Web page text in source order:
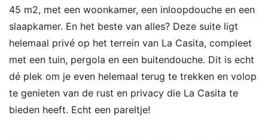
45 m2, met een woonkamer, een inloopdouche en een
slaapkamer. En het beste van alles? Deze suite ligt
helemaal privé op het terrein van La Casita, compleet
met een tuin, pergola en een buitendouche. Dit is echt
dé plek om je even helemaal terug te trekken en volop
te genieten van de rust en privacy die La Casita te
bieden heeft. Echt een pareltje!